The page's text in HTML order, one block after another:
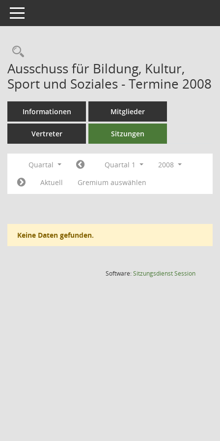
Toggle navigation
Ausschuss für Bildung, Kultur,
Sport und Soziales - Termine 2008
Informationen Mitglieder
Vertreter Sitzungen
Quartal Quartal 1
2008
Aktuell
Gremium auswählen
Keine Daten gefunden.
Software:SitzungsdienstSession(Wird in